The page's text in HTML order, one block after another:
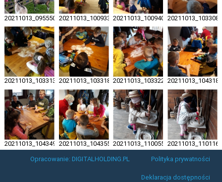
20211013_095550 20211013_100933 20211013_100940 20211013_103308
20211013_103313 20211013_103318 20211013_103322 20211013_104318
20211013_104349 20211013_104355 20211013_110055 20211013_110116
Opracowanie: DIGITALHOLDING.PL
Polityka prywatności
Deklaracja dostępności